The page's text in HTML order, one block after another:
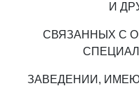
И
СВЯЗАННЫХ С
ЗАВЕДЕНИИ,